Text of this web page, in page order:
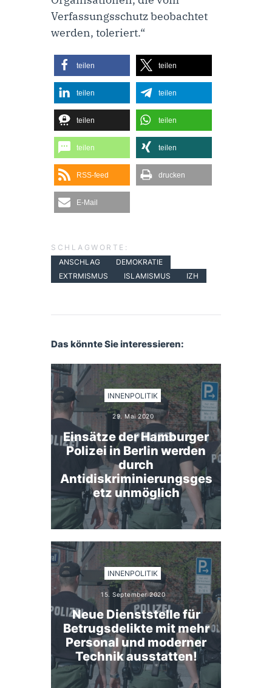
Verfassungsschutz beobachtet
werden, toleriert.“
teilen teilen
teilen teilen
teilen teilen
teilen teilen
RSS-feed drucken
E-Mail
SCHLAGWORTE:
ANSCHLAG
DEMOKRATIE
EXTRMISMUS
ISLAMISMUS IZH
Das könnte Sie interessieren:
INNENPOLITIK
29. Mai 2020
Einsätze der Hamburger
Polizei in Berlin werden
durch
Antidiskriminierungsges
etz unmöglich
INNENPOLITIK
15. September 2020
Neue Dienststelle für
Betrugsdelikte mit mehr
Personal und moderner
Technik ausstatten!